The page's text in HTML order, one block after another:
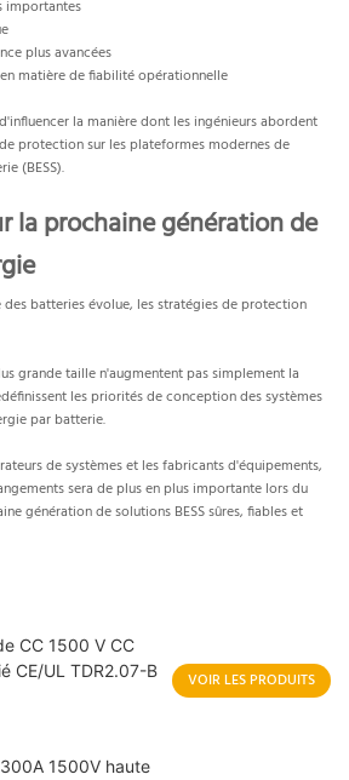
importantes
plus avancées
matière de fiabilité opérationnelle
la manière dont les ingénieurs abordent
protection sur les plateformes modernes de
(BESS).
la prochaine génération de
batteries évolue, les stratégies de protection
grande taille n'augmentent pas simplement la
les priorités de conception des systèmes
par batterie.
de systèmes et les fabricants d'équipements,
sera de plus en plus importante lors du
génération de solutions BESS sûres, fiables et
CC 1500 V CC
CE/UL TDR2.07-B
VOIR LES PRODUITS
1500V haute